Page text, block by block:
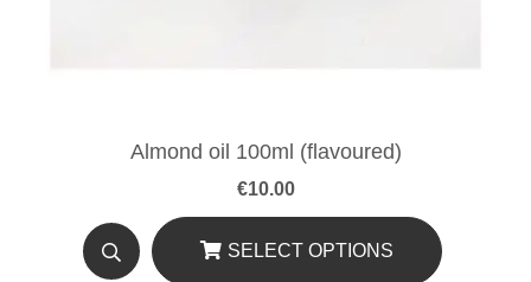
Almond oil 100ml (flavoured)
€10.00
SELECT OPTIONS